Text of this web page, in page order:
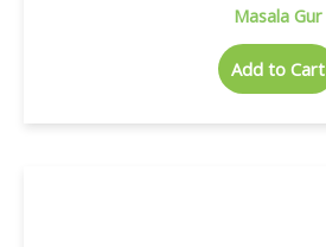
Masala Gur
Add to Cart